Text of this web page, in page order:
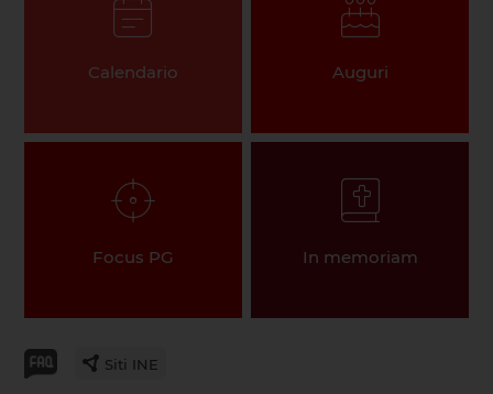
Calendario Auguri
Focus PG In memoriam
Siti INE